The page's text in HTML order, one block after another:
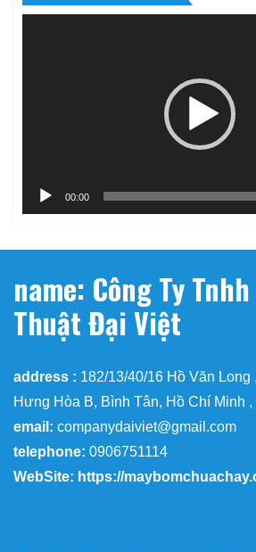
00:00
name: Công Ty
Thuật Đại Việt
address : 182/13/40/16 Hồ Văn
Hưng Hòa B, Bình Tân, Hồ Chí Minh ,
email: companydaiviet@gmail.com
telephone: 0906751114
WebSite: https://